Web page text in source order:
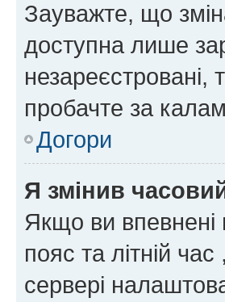
Зауважте, що
доступна лише
пробачте за
Догори
Я змінив
Якщо ви
пояс та літній
сервері